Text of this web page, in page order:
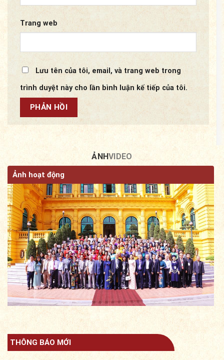
Trang web
Lưu tên của tôi, email, và trang web trong
trình duyệt này cho lần bình luận kế tiếp của tôi.
ẢNHVIDEO
Ảnh hoạt động
THÔNG BÁO MỚI